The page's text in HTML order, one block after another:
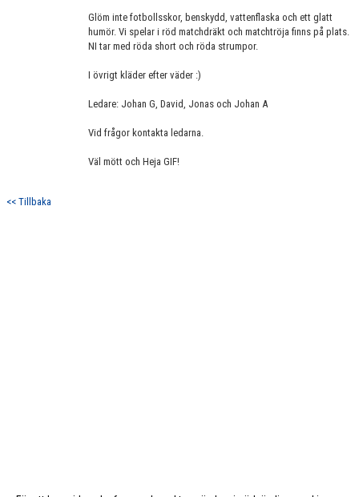
Glöm inte fotbollsskor, benskydd, vattenflaska och ett glatt
humör. Vi spelar i röd matchdräkt och matchtröja finns på plats.
NI tar med röda short och röda strumpor.
I övrigt kläder efter väder :)
Ledare: Johan G, David, Jonas och Johan A
Vid frågor kontakta ledarna.
Väl mött och Heja GIF!
<< Tillbaka